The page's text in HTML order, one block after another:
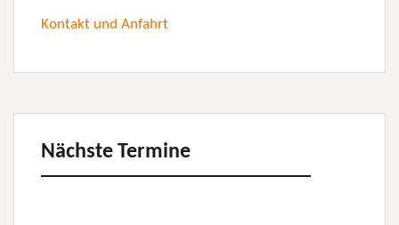
Kontakt und Anfahrt
Nächste Termine